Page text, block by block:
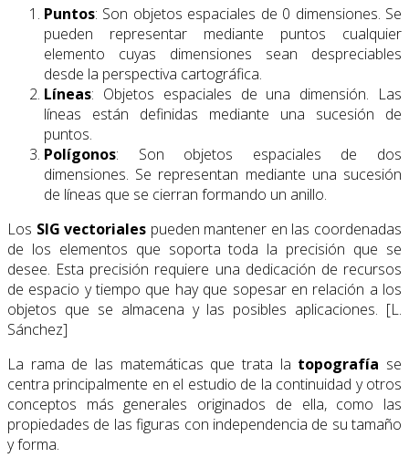
Puntos: Son objetos espaciales de 0 dimensiones. Se
pueden representar mediante puntos cualquier
elemento cuyas dimensiones sean despreciables
desde la perspectiva cartográfica.
Líneas: Objetos espaciales de una dimensión. Las
líneas están definidas mediante una sucesión de
puntos.
Polígonos: Son objetos espaciales de dos
dimensiones. Se representan mediante una sucesión
de líneas que se cierran formando un anillo.
Los SIG vectoriales pueden mantener en las coordenadas
de los elementos que soporta toda la precisión que se
desee. Esta precisión requiere una dedicación de recursos
de espacio y tiempo que hay que sopesar en relación a los
objetos que se almacena y las posibles aplicaciones. [L.
Sánchez]
La rama de las matemáticas que trata la topografía se
centra principalmente en el estudio de la continuidad y otros
conceptos más generales originados de ella, como las
propiedades de las figuras con independencia de su tamaño
y forma.